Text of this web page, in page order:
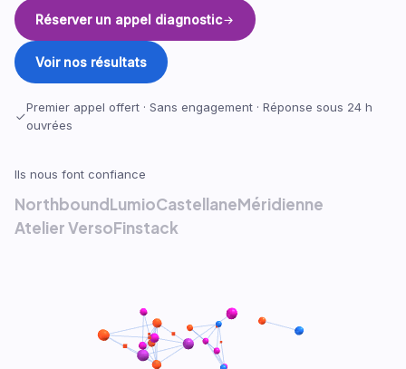
Réserver un appel diagnostic
Voir nos résultats
Premier appel offert · Sans engagement · Réponse sous 24 h
ouvrées
Ils nous font confiance
NorthboundLumioCastellaneMéridienne
Atelier VersoFinstack